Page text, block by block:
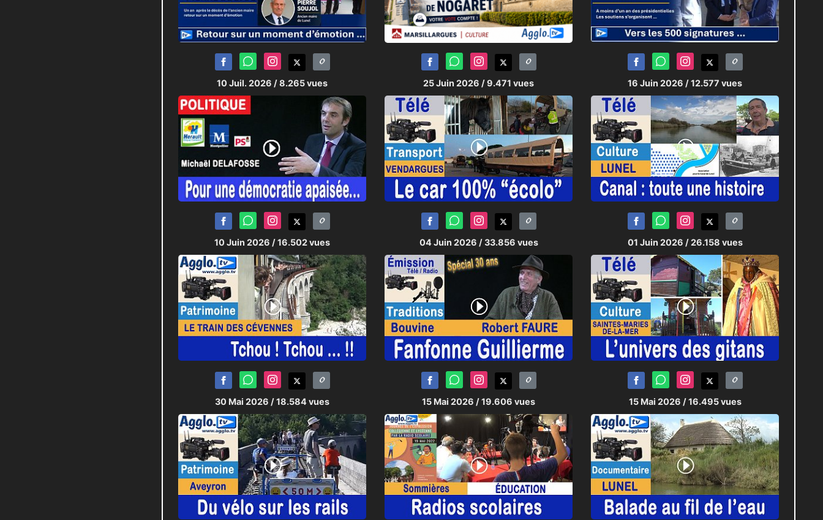
10 Juil. 2026 / 8.265 vues 25 Juin 2026 / 9.471 vues 16 Juin 2026 / 12.577 vues
10 Juin 2026 / 16.502 vues 04 Juin 2026 / 33.856 vues 01 Juin 2026 / 26.158 vues
30 Mai 2026 / 18.584 vues 15 Mai 2026 / 19.606 vues 15 Mai 2026 / 16.495 vues